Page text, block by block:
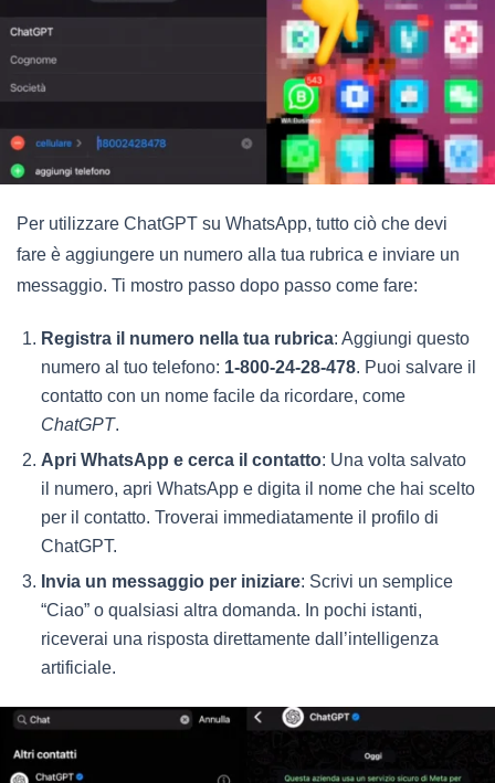
Per utilizzare ChatGPT su WhatsApp, tutto ciò che devi
fare è aggiungere un numero alla tua rubrica e inviare un
messaggio. Ti mostro passo dopo passo come fare:
Registra il numero nella tua rubrica: Aggiungi questo
numero al tuo telefono: 1-800-24-28-478. Puoi salvare il
contatto con un nome facile da ricordare, come
ChatGPT.
Apri WhatsApp e cerca il contatto: Una volta salvato
il numero, apri WhatsApp e digita il nome che hai scelto
per il contatto. Troverai immediatamente il profilo di
ChatGPT.
Invia un messaggio per iniziare: Scrivi un semplice
“Ciao” o qualsiasi altra domanda. In pochi istanti,
riceverai una risposta direttamente dall’intelligenza
artificiale.